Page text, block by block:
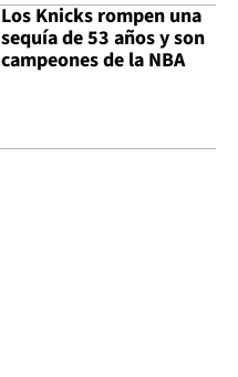
Los Knicks rompen una
sequía de 53 años y son
campeones de la NBA